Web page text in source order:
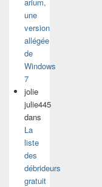
une
version
allégée
de
Windows
7
jolie
julie445
dans
La
liste
des
débrideurs
gratuit